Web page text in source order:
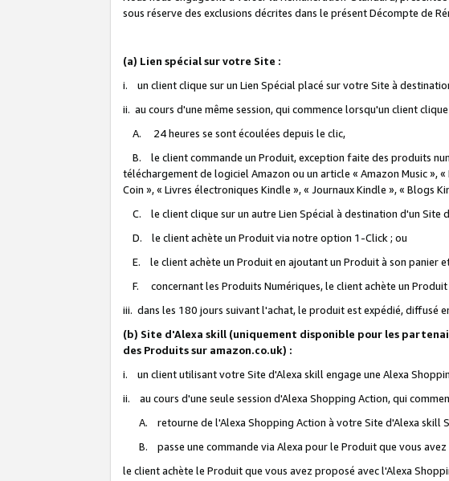
sous réserve des exclusions décrites dans le présent Décompte de
(a) Lien spécial sur votre Site :
i. un client clique sur un Lien Spécial placé sur votre Site à
ii. au cours d'une même session, qui commence lorsqu'un client
A. 24 heures se sont écoulées depuis le clic,
B. le client commande un Produit, exception faite des produits
téléchargement de logiciel Amazon ou un article « Amazon Music »,
Coin », « Livres électroniques Kindle », « Journaux Kindle », « Blogs
C. le client clique sur un autre Lien Spécial à destination d'un Site
D. le client achète un Produit via notre option 1-Click ; ou
E. le client achète un Produit en ajoutant un Produit à son panier
F. concernant les Produits Numériques, le client achète un
iii. dans les 180 jours suivant l'achat, le produit est expédié, diffusé
(b) Site d'Alexa skill (uniquement disponible pour les
des Produits sur amazon.co.uk) :
i. un client utilisant votre Site d'Alexa skill engage une Alexa
ii. au cours d'une seule session d'Alexa Shopping Action, qui
A. retourne de l'Alexa Shopping Action à votre Site d'Alexa skill
B. passe une commande via Alexa pour le Produit que vous
le client achète le Produit que vous avez proposé avec l'Alexa